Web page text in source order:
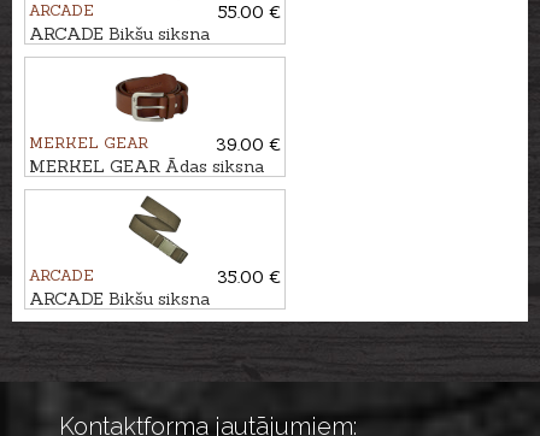
ARCADE
55.00 €
ARCADE Bikšu siksna
LIFESTYLE MOTION
MERKEL GEAR
39.00 €
MERKEL GEAR Ādas siksna
HUNTERS
ARCADE
35.00 €
ARCADE Bikšu siksna
ADVENTURE ATLAS
Kontaktforma jautājumiem: